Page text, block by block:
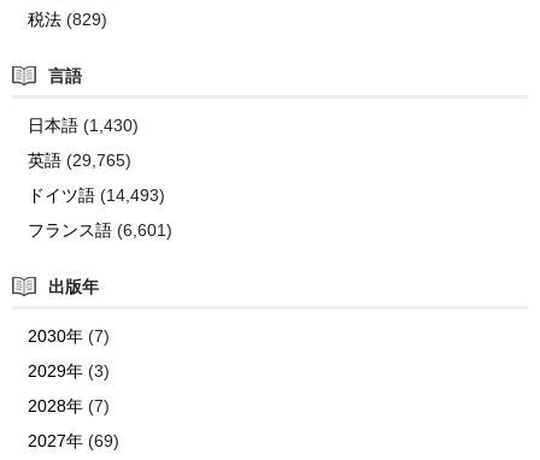
税法(829)
言語
日本語(1,430)
英語(29,765)
ドイツ語(14,493)
フランス語(6,601)
出版年
2030年(7)
2029年(3)
2028年(7)
2027年(69)